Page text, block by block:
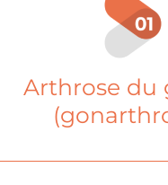
Arthrose du